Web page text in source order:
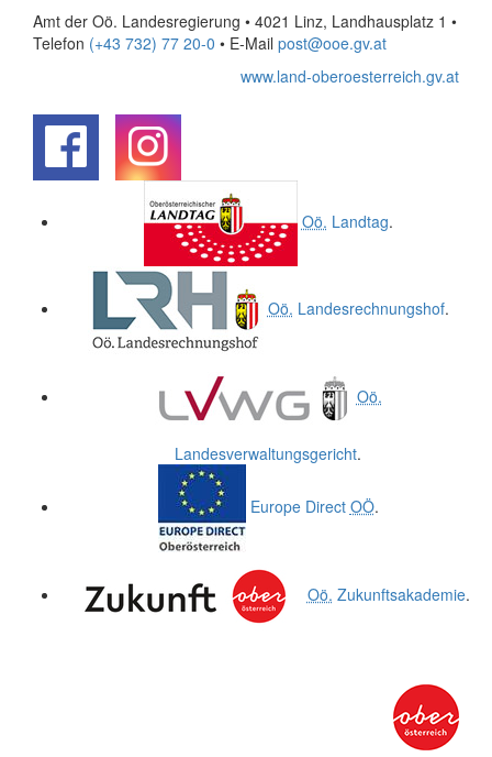
Amt der Oö. Landesregierung • 4021 Linz, Landhausplatz 1 •
Telefon (+43 732) 77 20-0 • E-Mail post@ooe.gv.at
www.land-oberoesterreich.gv.at
Oö. Landtag.
Oö. Landesrechnungshof.
Oö.
Landesverwaltungsgericht.
Europe Direct OÖ.
Oö. Zukunftsakademie.